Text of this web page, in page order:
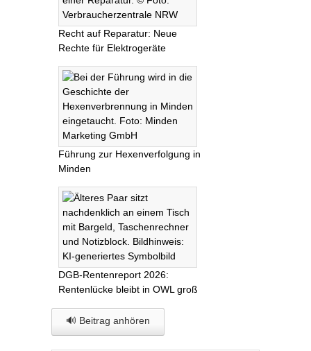
Recht auf Reparatur: Neue
Rechte für Elektrogeräte
Führung zur Hexenverfolgung in
Minden
DGB-Rentenreport 2026:
Rentenlücke bleibt in OWL groß
🔊 Beitrag anhören